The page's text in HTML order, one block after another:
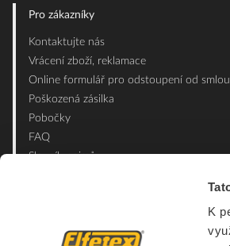
K
Pro zákazníky
Kontaktujte nás
Vrácení zboží, reklamace
Online formulář pro odstoupení od
Poškozená zásilka
Pobočky
FAQ
Slovník pojmů